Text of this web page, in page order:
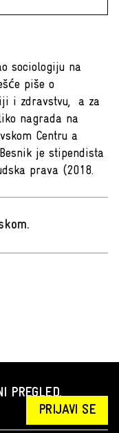
sociologiju na
piše o
i zdravstvu, a za
nagrada na
Centru a
je stipendista
prava (2018.
.
PREGLED.
PRIJAVI SE